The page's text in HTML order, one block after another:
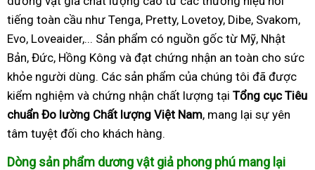
tiếng toàn cầu như Tenga, Pretty, Lovetoy, Dibe, Svakom,
Evo, Loveaider,... Sản phẩm có nguồn gốc từ Mỹ, Nhật
Bản, Đức, Hồng Kông và đạt chứng nhận an toàn cho sức
khỏe người dùng. Các sản phẩm của chúng tôi đã được
kiểm nghiệm và chứng nhận chất lượng tại Tổng cục Tiêu
chuẩn Đo lường Chất lượng Việt Nam, mang lại sự yên
tâm tuyệt đối cho khách hàng.
Dòng sản phẩm dương vật giả phong phú mang lại